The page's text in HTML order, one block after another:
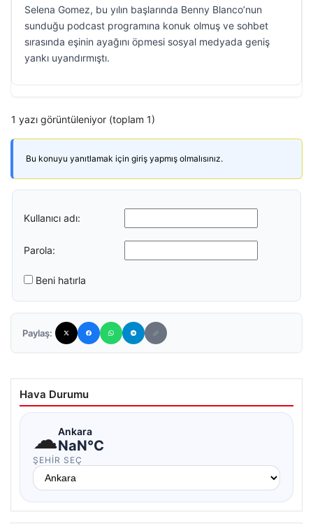
Selena Gomez, bu yılın başlarında Benny Blanco’nun
sunduğu podcast programına konuk olmuş ve sohbet
sırasında eşinin ayağını öpmesi sosyal medyada geniş
yankı uyandırmıştı.
1 yazı görüntüleniyor (toplam 1)
Bu konuyu yanıtlamak için giriş yapmış olmalısınız.
Kullanıcı adı:
Parola:
Beni hatırla
Paylaş:
Hava Durumu
☁Ankara
NaN°C
ŞEHIR SEÇ